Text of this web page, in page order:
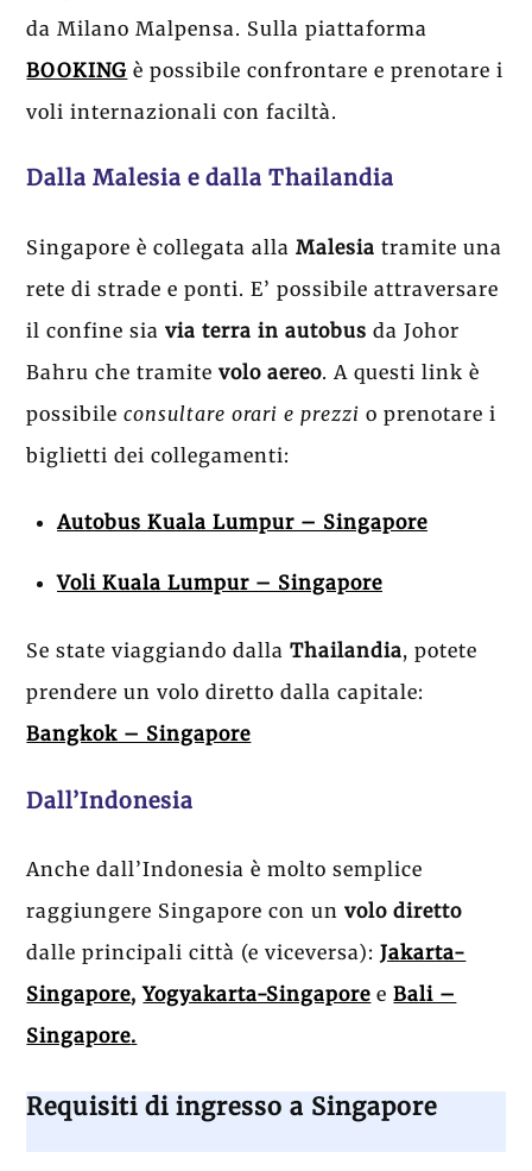
da Milano Malpensa. Sulla piattaforma
BOOKING è possibile confrontare e prenotare i
voli internazionali con faciltà.
Dalla Malesia e dalla Thailandia
Singapore è collegata allaMalesia tramite una
rete di strade e ponti. E’ possibile attraversare
il confine siavia terra in autobus da Johor
Bahru che tramitevolo aereo. A questi link è
possibileconsultare orari e prezzi o prenotare i
biglietti dei collegamenti:
Autobus Kuala Lumpur – Singapore
Voli Kuala Lumpur – Singapore
Se state viaggiando dallaThailandia, potete
prendere un volo diretto dalla capitale:
Bangkok – Singapore
Dall’Indonesia
Anche dall’Indonesia è molto semplice
raggiungere Singapore con unvolo diretto
dalle principali città (e viceversa):Jakarta-
Singapore,Yogyakarta-Singapore eBali –
Singapore.
Requisiti di ingresso a Singapore